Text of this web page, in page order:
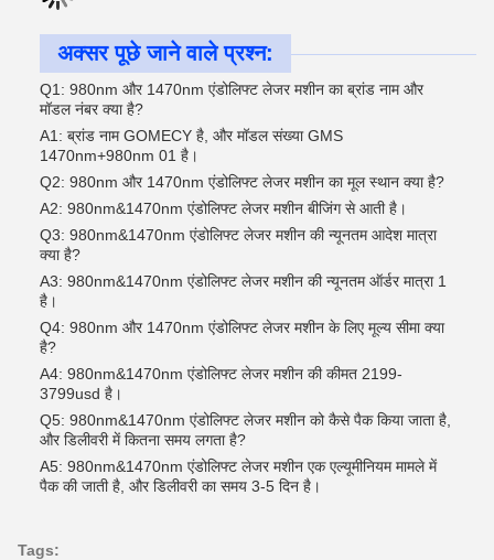
अक्सर पूछे जाने वाले प्रश्न:
Q1: 980nm और 1470nm एंडोलिफ्ट लेजर मशीन का ब्रांड नाम और
मॉडल नंबर क्या है?
A1: ब्रांड नाम GOMECY है, और मॉडल संख्या GMS
1470nm+980nm 01 है।
Q2: 980nm और 1470nm एंडोलिफ्ट लेजर मशीन का मूल स्थान क्या है?
A2: 980nm&1470nm एंडोलिफ्ट लेजर मशीन बीजिंग से आती है।
Q3: 980nm&1470nm एंडोलिफ्ट लेजर मशीन की न्यूनतम आदेश मात्रा
क्या है?
A3: 980nm&1470nm एंडोलिफ्ट लेजर मशीन की न्यूनतम ऑर्डर मात्रा 1
है।
Q4: 980nm और 1470nm एंडोलिफ्ट लेजर मशीन के लिए मूल्य सीमा क्या
है?
A4: 980nm&1470nm एंडोलिफ्ट लेजर मशीन की कीमत 2199-
3799usd है।
Q5: 980nm&1470nm एंडोलिफ्ट लेजर मशीन को कैसे पैक किया जाता है,
और डिलीवरी में कितना समय लगता है?
A5: 980nm&1470nm एंडोलिफ्ट लेजर मशीन एक एल्यूमीनियम मामले में
पैक की जाती है, और डिलीवरी का समय 3-5 दिन है।
Tags: